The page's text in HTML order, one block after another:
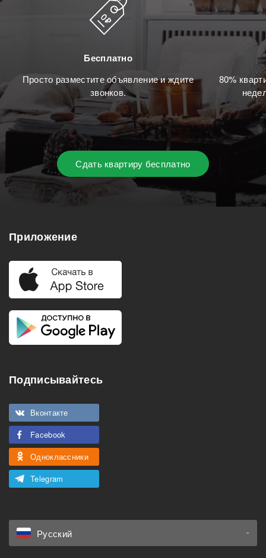
Бесплатно
Просто разместите объявление и ждите
звонков.
80%
Сдать квартиру бесплатно
Приложение
Подписывайтесь
Вконтакте
Facebook
Одноклассники
Telegram
Русский